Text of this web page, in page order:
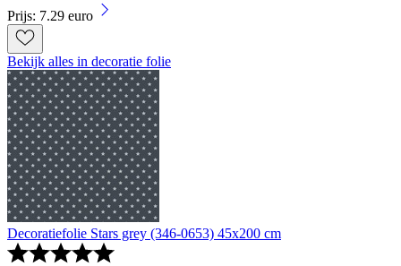
Prijs: 7.29 euro
Bekijk alles in decoratie folie
Decoratiefolie Stars grey (346-0653) 45x200 cm